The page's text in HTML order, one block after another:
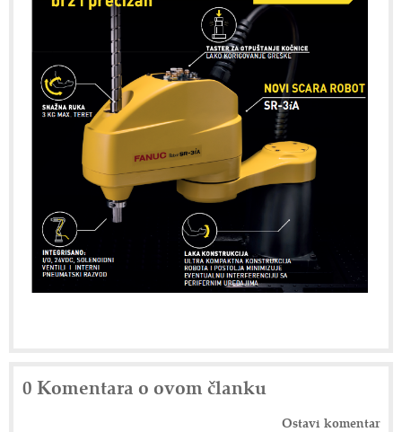
0 Komentara o ovom članku
Ostavi komentar